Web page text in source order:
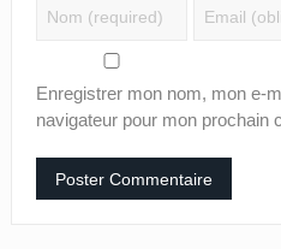
Enregistrer mon nom, mon e-
navigateur pour mon prochain